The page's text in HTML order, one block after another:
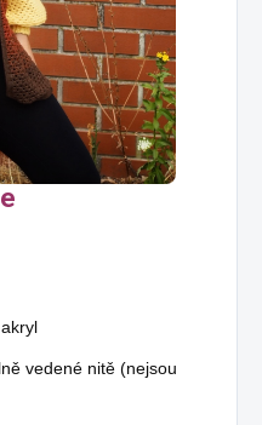
vedené nitě (nejsou